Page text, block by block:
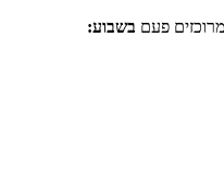
פעם בשבוע: